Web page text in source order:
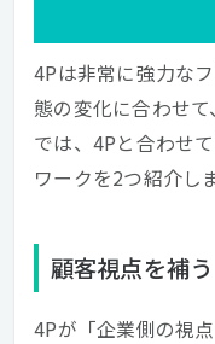
4Pは非常に強力な
態の変化に合わせ
では、4Pと合わせ
ワークを2つ紹介し
顧客視点を補
4Pが「企業側の視